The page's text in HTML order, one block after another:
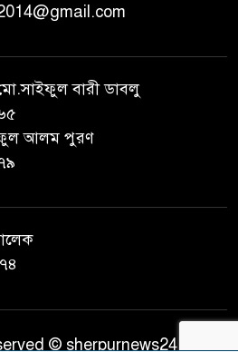
বারী ডাবলু
আলম পুরণ
© sherpurnews24